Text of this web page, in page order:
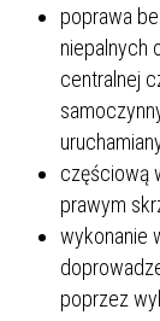
poprawa
niepalnych
centralnej
częściową
prawym
wykonanie
poprzez